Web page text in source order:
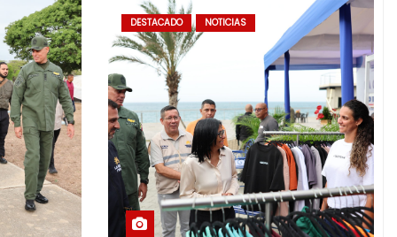
DESTACADO NOTICIAS